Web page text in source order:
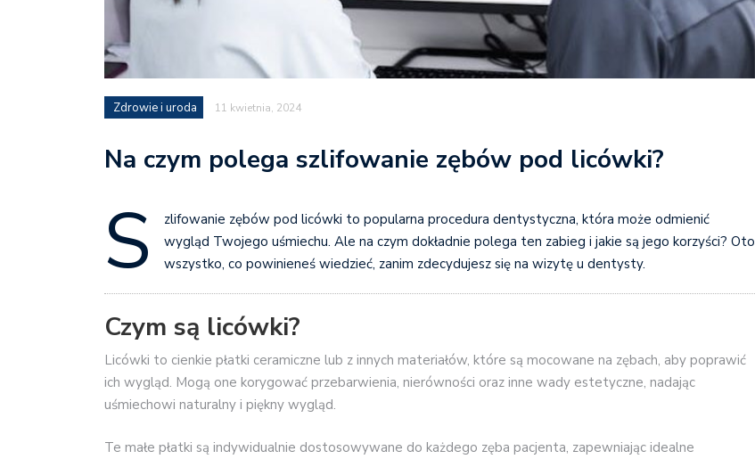
Zdrowie i uroda 11 kwietnia, 2024
Na czym polega szlifowanie zębów pod licówki?
S
zlifowanie zębów pod licówki to popularna procedura dentystyczna, która może odmienić
wygląd Twojego uśmiechu. Ale na czym dokładnie polega ten zabieg i jakie są jego korzyści? Oto
wszystko, co powinieneś wiedzieć, zanim zdecydujesz się na wizytę u dentysty.
Czym są licówki?
Licówki to cienkie płatki ceramiczne lub z innych materiałów, które są mocowane na zębach, aby poprawić
ich wygląd. Mogą one korygować przebarwienia, nierówności oraz inne wady estetyczne, nadając
uśmiechowi naturalny i piękny wygląd.
Te małe płatki są indywidualnie dostosowywane do każdego zęba pacjenta, zapewniając idealne